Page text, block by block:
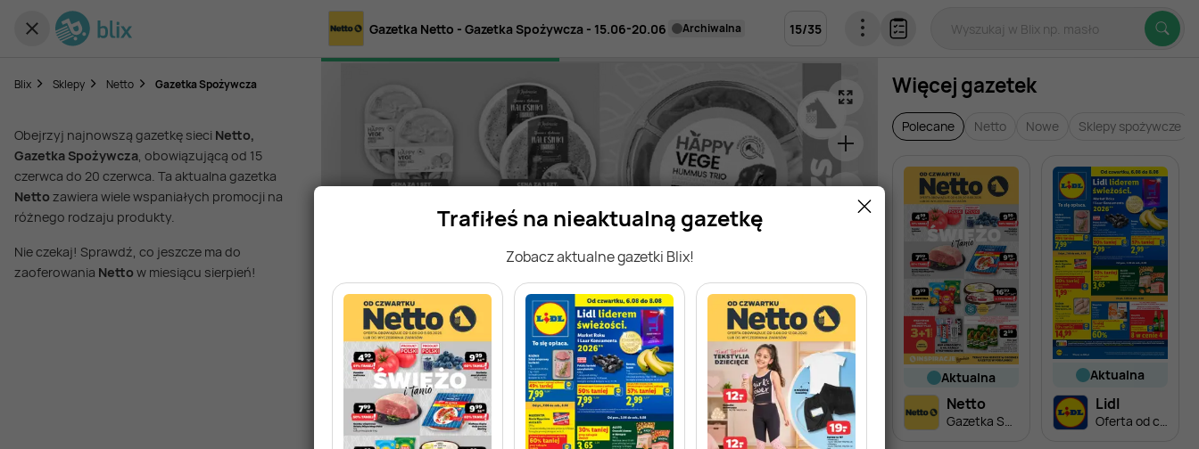
Trafiłeś na nieaktualną gazetkę
Zobacz aktualne gazetki Blix!
Gazetka Netto - Gazetka Spożywcza - 15.06-20.06 archiwalna 15/35
Blix Sklepy Netto Gazetka Spożywcza
Obejrzyj najnowszą gazetkę sieci Netto,
Gazetka Spożywcza, obowiązującą od 15
czerwca do 20 czerwca. Ta aktualna gazetka
Netto zawiera wiele wspaniałych promocji na
różnego rodzaju produkty.
Nie czekaj! Sprawdź, co jeszcze ma do
zaoferowania Netto w miesiącu sierpień!
Więcej gazetek
Polecane Netto Nowe Sklepy spożywcze
aktualna
Netto
Gazetka Spożywcza
aktualna
Lidl
Oferta od czwartku